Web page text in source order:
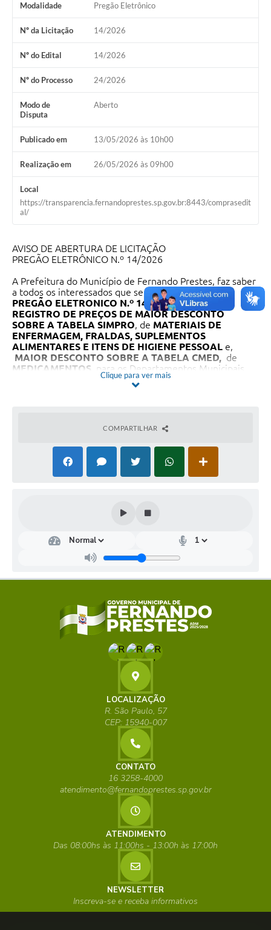
Modalidade Pregão Eletrônico
Nº da Licitação 14/2026
Nº do Edital 14/2026
Nº do Processo 24/2026
Modo de
Disputa
Aberto
Publicado em 13/05/2026 às 10h00
Realização em 26/05/2026 às 09h00
Local
https://transparencia.fernandoprestes.sp.gov.br:8443/comprasedit
al/
AVISO DE ABERTURA DE LICITAÇÃO
PREGÃO ELETRÔNICO N.º 14/2026
A Prefeitura do Município de Fernando Prestes, faz saber
a todos os interessados que se encontra aberto o
PREGÃO ELETRONICO N.º 14/2026, cujo objeto é
REGISTRO DE PREÇOS DE MAIOR DESCONTO
SOBRE A TABELA SIMPRO, de MATERIAIS DE
ENFERMAGEM, FRALDAS, SUPLEMENTOS
ALIMENTARES E ITENS DE HIGIENE PESSOAL e,
MAIOR DESCONTO SOBRE A TABELA CMED, de
MEDICAMENTOS , para os Departamentos Municipais
de: Saúde, Educação e Cultura e, Assistência e Pomoção
Social, conforme link de acesso constante no site do
O RECEBIMENTO DAS PROPOSTAS SERÁ ATÉ AS
09:00 HORAS DO DIA 26 DE MAIO DE 2026 E O
INÍCIO DA SESSÃO DE DISPUTA DE PREÇOS ÀS 09:00
HORAS DO DIA 26 DE MAIO DE 2026.
interessados no site da Prefeitura Municipal de Fernando
licitacao@fernandoprestes.sp.gov.br, ou pelo
telefone: 16 3258-4000 – Ramal - 1109.
Fernando Prestes,12 de maio de 2026.
MARIEL SEBASTIÃO ROCHA
PREFEITO MUNICIPAL
Clique para ver mais
COMPARTILHAR
LOCALIZAÇÃO
R. São Paulo, 57
CEP: 15940-007
CONTATO
16 3258-4000
atendimento@fernandoprestes.sp.gov.br
ATENDIMENTO
Das 08:00hs às 11:00hs - 13:00h às 17:00h
NEWSLETTER
Inscreva-se e receba informativos